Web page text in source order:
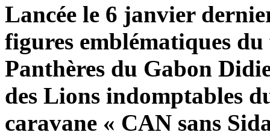
Lancée le 6 janvier
figures emblématiques
Panthères du Gabon
des Lions indomptables
caravane « CAN sans